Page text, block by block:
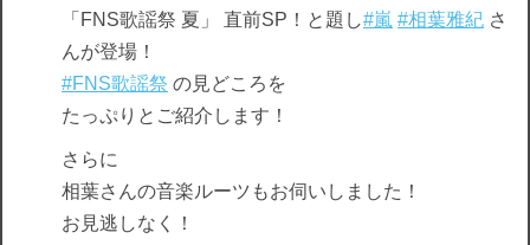
「FNS歌謡祭 夏」 直前SP！と題し#嵐 #相葉雅紀 さ
んが登場！
#FNS歌謡祭 の見どころを
たっぷりとご紹介します！
さらに
相葉さんの音楽ルーツもお伺いしました！
お見逃しなく！